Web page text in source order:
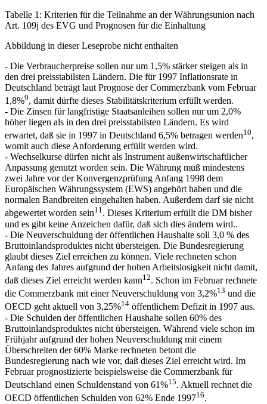
Tabelle 1: Kriterien für die Teilnahme an der Währungsunion nach
Art. 109j des EVG und Prognosen für die Einhaltung
Abbildung in dieser Leseprobe nicht enthalten
- Die Verbraucherpreise sollen nur um 1,5% stärker steigen als in
den drei preisstabilsten Ländern. Die für 1997 Inflationsrate in
Deutschland beträgt laut Prognose der Commerzbank vom Februar
1,8%9, damit dürfte dieses Stabilitätskriterium erfüllt werden.
- Die Zinsen für langfristige Staatsanleihen sollen nur um 2,0%
höher liegen als in den drei preisstabilsten Ländern. Es wird
erwartet, daß sie in 1997 in Deutschland 6,5% betragen werden10,
womit auch diese Anforderung erfüllt werden wird.
- Wechselkurse dürfen nicht als Instrument außenwirtschaftlicher
Anpassung genutzt worden sein. Die Währung muß mindestens
zwei Jahre vor der Konvergenzprüfung Anfang 1998 dem
Europäischen Währungssystem (EWS) angehört haben und die
normalen Bandbreiten eingehalten haben. Außerdem darf sie nicht
abgewertet worden sein11. Dieses Kriterium erfüllt die DM bisher
und es gibt keine Anzeichen dafür, daß sich dies ändern wird..
- Die Neuverschuldung der öffentlichen Haushalte soll 3,0 % des
Bruttoinlandsproduktes nicht übersteigen. Die Bundesregierung
glaubt dieses Ziel erreichen zu können. Viele rechneten schon
Anfang des Jahres aufgrund der hohen Arbeitslosigkeit nicht damit,
daß dieses Ziel erreicht werden kann12. Schon im Februar rechnete
die Commerzbank mit einer Neuverschuldung von 3,2%13 und die
OECD geht aktuell von 3,25%14 öffentlichem Defizit in 1997 aus.
- Die Schulden der öffentlichen Haushalte sollen 60% des
Bruttoinlandsproduktes nicht übersteigen. Während viele schon im
Frühjahr aufgrund der hohen Neuverschuldung mit einem
Überschreiten der 60% Marke rechneten betont die
Bundesregierung nach wie vor, daß dieses Ziel erreicht wird. Im
Februar prognostizierte beispielsweise die Commerzbank für
Deutschland einen Schuldenstand von 61%15. Aktuell rechnet die
OECD öffentlichen Schulden von 62% Ende 199716.